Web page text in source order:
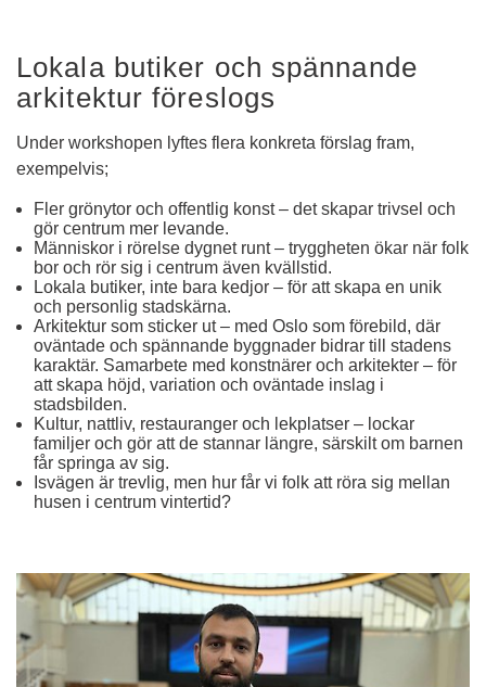
Lokala butiker och spännande
arkitektur föreslogs
Under workshopen lyftes flera konkreta förslag fram,
exempelvis;
Fler grönytor och offentlig konst – det skapar trivsel och
gör centrum mer levande.
Människor i rörelse dygnet runt – tryggheten ökar när folk
bor och rör sig i centrum även kvällstid.
Lokala butiker, inte bara kedjor – för att skapa en unik
och personlig stadskärna.
Arkitektur som sticker ut – med Oslo som förebild, där
oväntade och spännande byggnader bidrar till stadens
karaktär. Samarbete med konstnärer och arkitekter – för
att skapa höjd, variation och oväntade inslag i
stadsbilden.
Kultur, nattliv, restauranger och lekplatser – lockar
familjer och gör att de stannar längre, särskilt om barnen
får springa av sig.
Isvägen är trevlig, men hur får vi folk att röra sig mellan
husen i centrum vintertid?